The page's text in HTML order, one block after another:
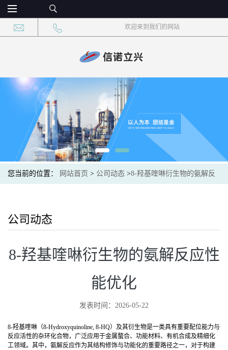
欢迎来到我们的网站
您当前的位置： 网站首页 > 公司动态 >8-羟基喹啉衍生物的氨解反
公司动态
8-羟基喹啉衍生物的氨解反应性
能优化
发表时间：2026-05-22
8-羟基喹啉（8-Hydroxyquinoline, 8-HQ）及其衍生物是一类具有重要配位能力与
反应活性的杂环化合物，广泛应用于金属螯合、功能材料、有机合成及精细化
工领域。其中，氨解反应作为其结构修饰与功能化的重要路径之一，对于构建